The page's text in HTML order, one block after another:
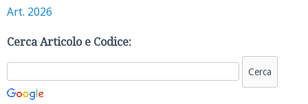
Art. 2026
Cerca Articolo e Codice: